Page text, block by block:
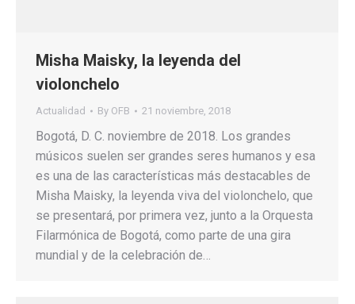
Misha Maisky, la leyenda del
violonchelo
Actualidad By OFB 21 noviembre, 2018
Bogotá, D. C. noviembre de 2018. Los grandes
músicos suelen ser grandes seres humanos y esa
es una de las características más destacables de
Misha Maisky, la leyenda viva del violonchelo, que
se presentará, por primera vez, junto a la Orquesta
Filarmónica de Bogotá, como parte de una gira
mundial y de la celebración de…